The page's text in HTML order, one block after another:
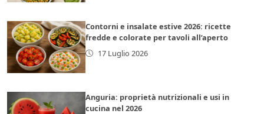
Contorni e insalate estive 2026: ricette
fredde e colorate per tavoli all’aperto
17 Luglio 2026
Anguria: proprietà nutrizionali e usi in
cucina nel 2026